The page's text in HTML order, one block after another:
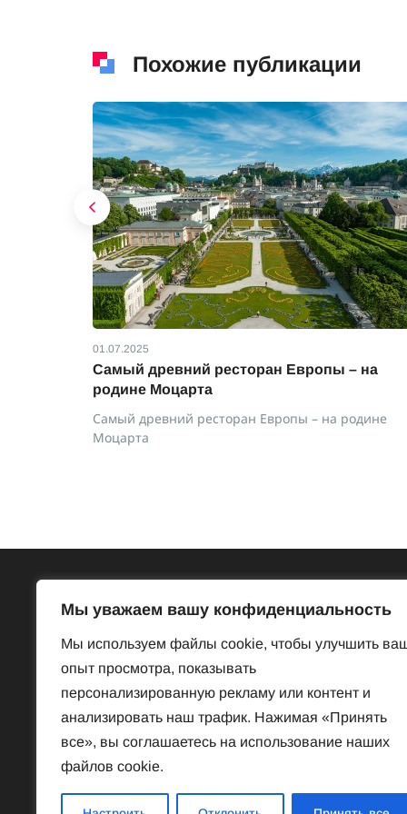
Мы уважаем вашу конфиденциальность
Мы используем файлы cookie, чтобы улучшить
опыт просмотра, показывать
персонализированную рекламу или контент и
анализировать наш трафик. Нажимая «Принять
все», вы соглашаетесь на использование наших
файлов cookie.
Похожие публикации
01.07.2025
Самый древний ресторан Европы – на
родине Моцарта
Самый древний ресторан Европы – на родине
Моцарта
Законы и порядки
Нравы и обычаи
История
Наука
Культура
Спорт
Знаменитые австрийцы
Частная